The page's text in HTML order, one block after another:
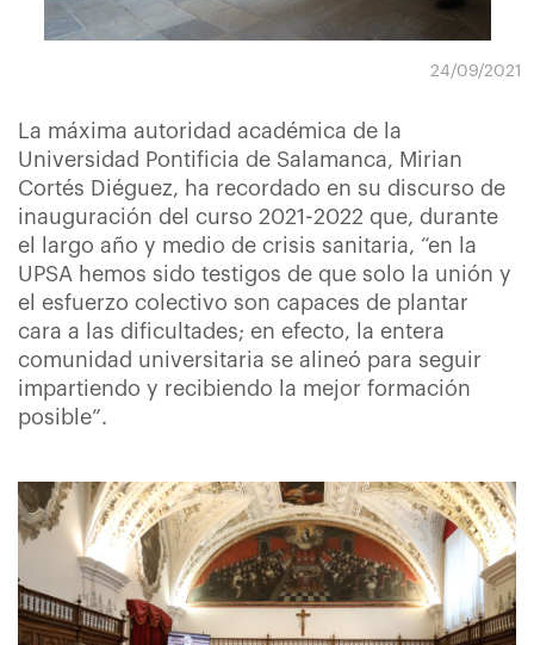
24/09/2021
La máxima autoridad académica de la
Universidad Pontificia de Salamanca, Mirian
Cortés Diéguez, ha recordado en su discurso de
inauguración del curso 2021-2022 que, durante
el largo año y medio de crisis sanitaria, “en la
UPSA hemos sido testigos de que solo la unión y
el esfuerzo colectivo son capaces de plantar
cara a las dificultades; en efecto, la entera
comunidad universitaria se alineó para seguir
impartiendo y recibiendo la mejor formación
posible”.